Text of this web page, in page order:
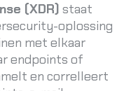
(XDR) staat
oplossing
met elkaar
endpoints of
en correlleert